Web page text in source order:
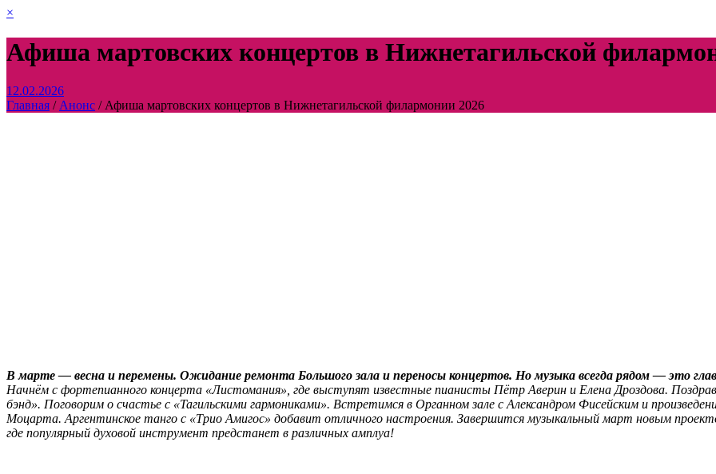
×
Афиша мартовских концертов в Нижнетагильской
12.02.2026
Главная / Анонс / Афиша мартовских концертов в Нижнетагильской филармонии 2026
В марте — весна и перемены. Ожидание ремонта Большого зала и переносы концертов. Но музыка всегда рядом — это
Начнём с фортепианного концерта «Листомания», где выступят известные пианисты Пётр Аверин и Елена Дроздова.
бэнд». Поговорим о счастье с «Тагильскими гармониками». Встретимся в Органном зале с Александром Фисейским и
Моцарта. Аргентинское танго с «Трио Амигос» добавит отличного настроения. Завершится музыкальный март новым
где популярный духовой инструмент предстанет в различных амплуа!